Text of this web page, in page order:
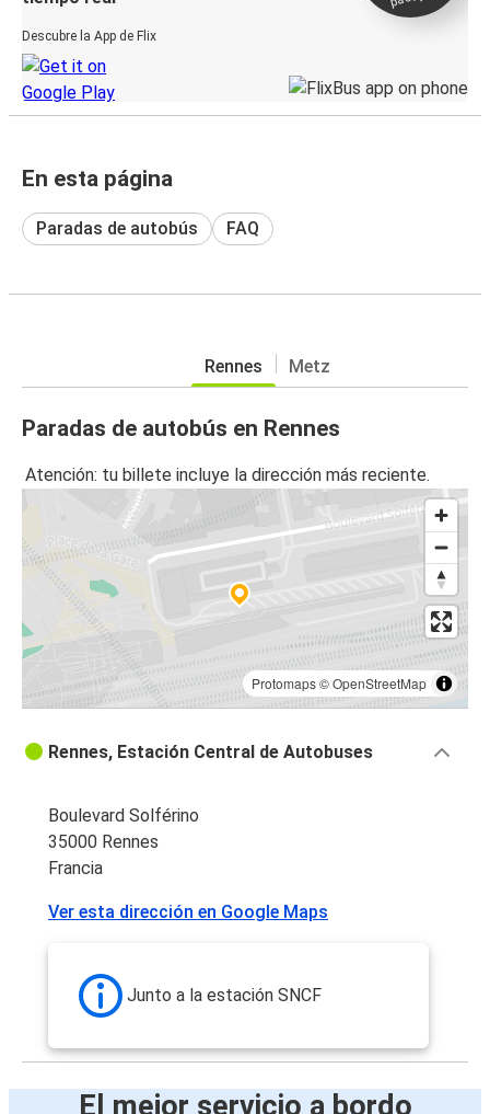
Descubre la App de Flix
En esta página
Paradas de autobús FAQ
Rennes Metz
Paradas de autobús en Rennes
Atención: tu billete incluye la dirección más reciente.
Protomaps©OpenStreetMap
Rennes, Estación Central de Autobuses
Boulevard Solférino
35000 Rennes
Francia
Ver esta dirección en Google Maps
Junto a la estación SNCF
El mejor servicio a bordo